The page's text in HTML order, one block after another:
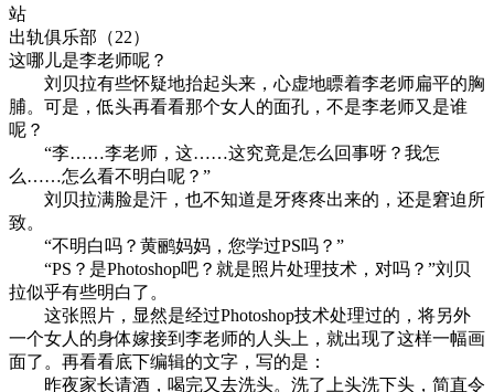
站
出轨俱乐部（22）
这哪儿是李老师呢？
刘贝拉有些怀疑地抬起头来，心虚地瞟着李老师扁平的胸
脯。可是，低头再看看那个女人的面孔，不是李老师又是谁
呢？
“李……李老师，这……这究竟是怎么回事呀？我怎
么……怎么看不明白呢？”
刘贝拉满脸是汗，也不知道是牙疼疼出来的，还是窘迫所
致。
“不明白吗？黄鹂妈妈，您学过PS吗？”
“PS？是Photoshop吧？就是照片处理技术，对吗？”刘贝
拉似乎有些明白了。
这张照片，显然是经过Photoshop技术处理过的，将另外
一个女人的身体嫁接到李老师的人头上，就出现了这样一幅画
面了。再看看底下编辑的文字，写的是：
昨夜家长请酒，喝完又去洗头。洗了上头洗下头，简直令